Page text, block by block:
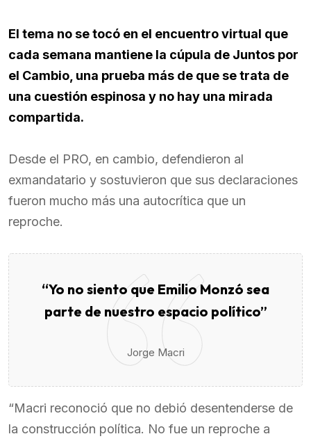
El tema no se tocó en el encuentro virtual que
cada semana mantiene la cúpula de Juntos por
el Cambio, una prueba más de que se trata de
una cuestión espinosa y no hay una mirada
compartida.
Desde el PRO, en cambio, defendieron al
exmandatario y sostuvieron que sus declaraciones
fueron mucho más una autocrítica que un
reproche.
“Yo no siento que Emilio Monzó sea
parte de nuestro espacio político”
Jorge Macri
“Macri reconoció que no debió desentenderse de
la construcción política. No fue un reproche a